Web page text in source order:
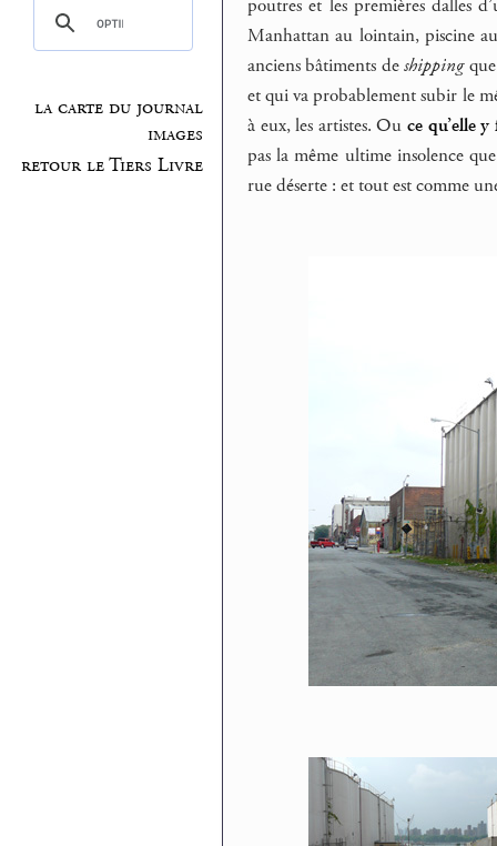
la carte du journal
images
retour le Tiers Livre
poutres et les premières dalles
Manhattan au lointain, piscine au
anciens bâtiments deshippingque
et qui va probablement subir le
à eux, les artistes. Ouce qu’elle
pas la même ultime insolence
rue déserte : et tout est comme